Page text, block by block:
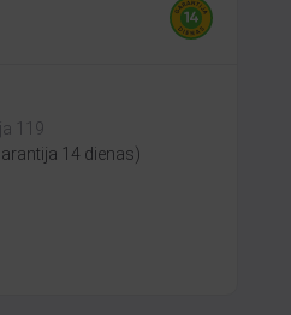
119
14 dienas)